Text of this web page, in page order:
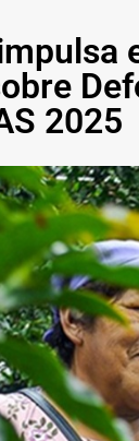
2025